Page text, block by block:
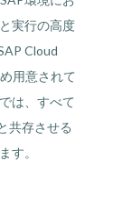
実行の高度
Cloud
用意されて
は、すべて
共存させる
す。